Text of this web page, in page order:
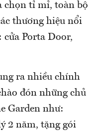
chọn tỉ mỉ, toàn bộ
thương hiệu nổi
Porta Door,
ra nhiều chính
đón những chủ
Garden như:
2 năm, tặng gói